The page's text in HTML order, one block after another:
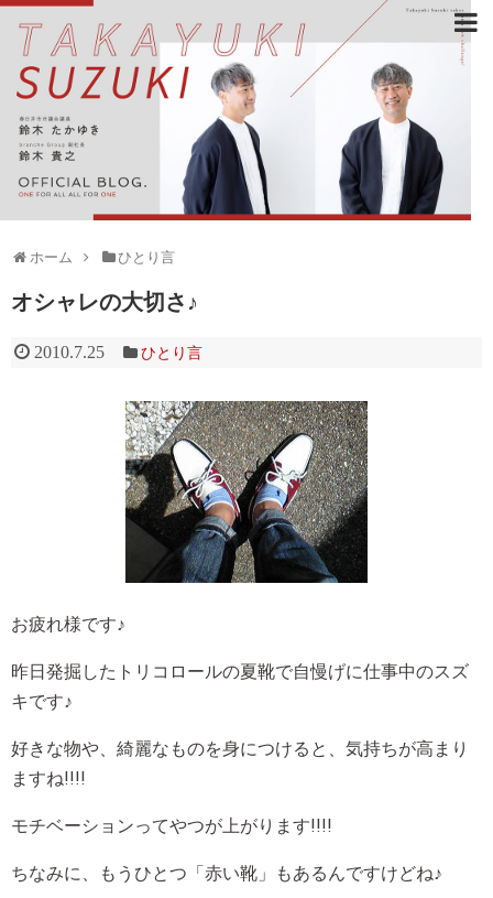
ホーム ひとり言
オシャレの大切さ♪
2010.7.25 ひとり言
お疲れ様です♪
昨日発掘したトリコロールの夏靴で自慢げに仕事中のスズ
キです♪
好きな物や、綺麗なものを身につけると、気持ちが高まり
ますね!!!!
モチベーションってやつが上がります!!!!
ちなみに、もうひとつ「赤い靴」もあるんですけどね♪